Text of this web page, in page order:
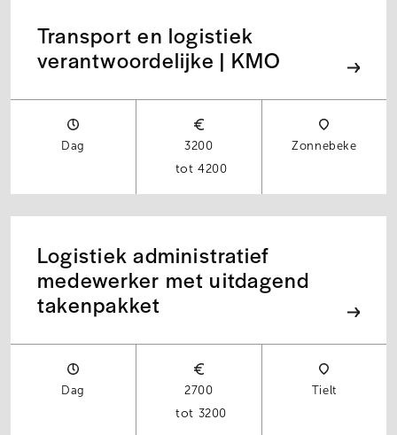
Transport en logistiek
verantwoordelijke | KMO
Dag
3200
4200
Zonnebeke
Logistiek administratief
medewerker met uitdagend
takenpakket
Dag
2700
3200
Tielt